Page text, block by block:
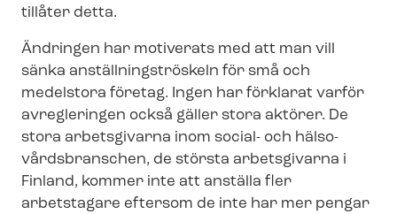
tillåter detta.
Ändringen har motiverats med att man vill
sänka an­ställ­ningströs­keln för små och
medelstora företag. Ingen har förklarat varför
avregleringen också gäller stora aktörer. De
stora arbetsgivarna inom social- och häl­so­
vårds­bran­schen, de största arbetsgivarna i
Finland, kommer inte att anställa fler
arbetstagare eftersom de inte har mer pengar